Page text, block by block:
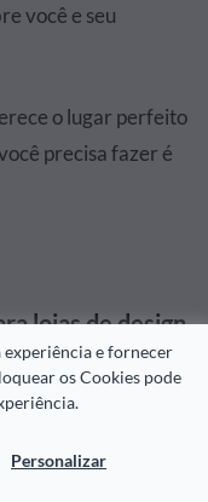
experiência e fornecer
os Cookies pode
Personalizar
você e seu
o lugar perfeito
precisa fazer é
lojas de design